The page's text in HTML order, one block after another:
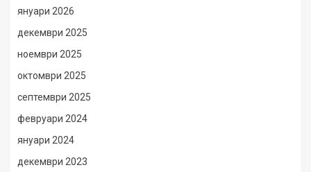
януари 2026
декември 2025
ноември 2025
октомври 2025
септември 2025
февруари 2024
януари 2024
декември 2023